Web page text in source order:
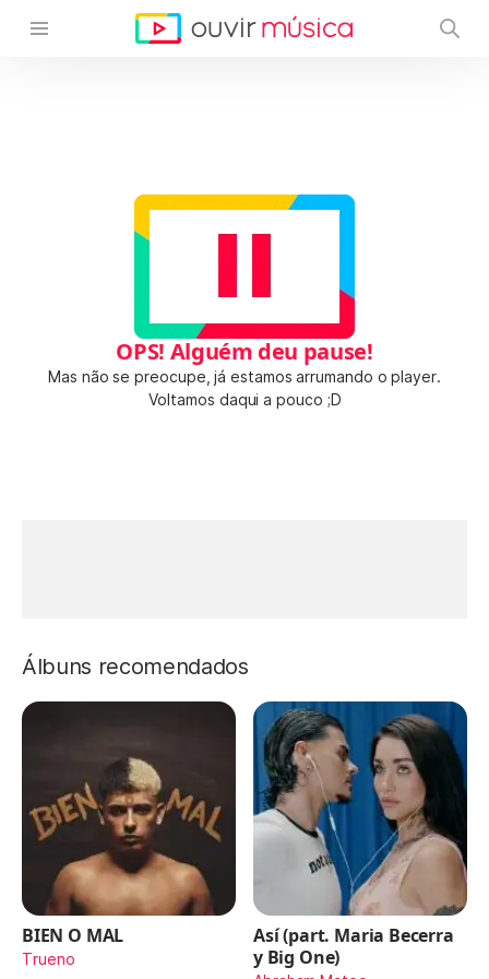
OPS! Alguém deu pause!
Mas não se preocupe, já estamos arrumando o player.
Voltamos daqui a pouco ;D
Álbuns recomendados
BIEN O MAL
Trueno
Así (part. Maria Becerra
y Big One)